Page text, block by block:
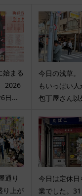
始まる
2026
日...
今日の浅草
もいっぱい人
包丁屋さん
通り
り上が
今日は定休
業でした。